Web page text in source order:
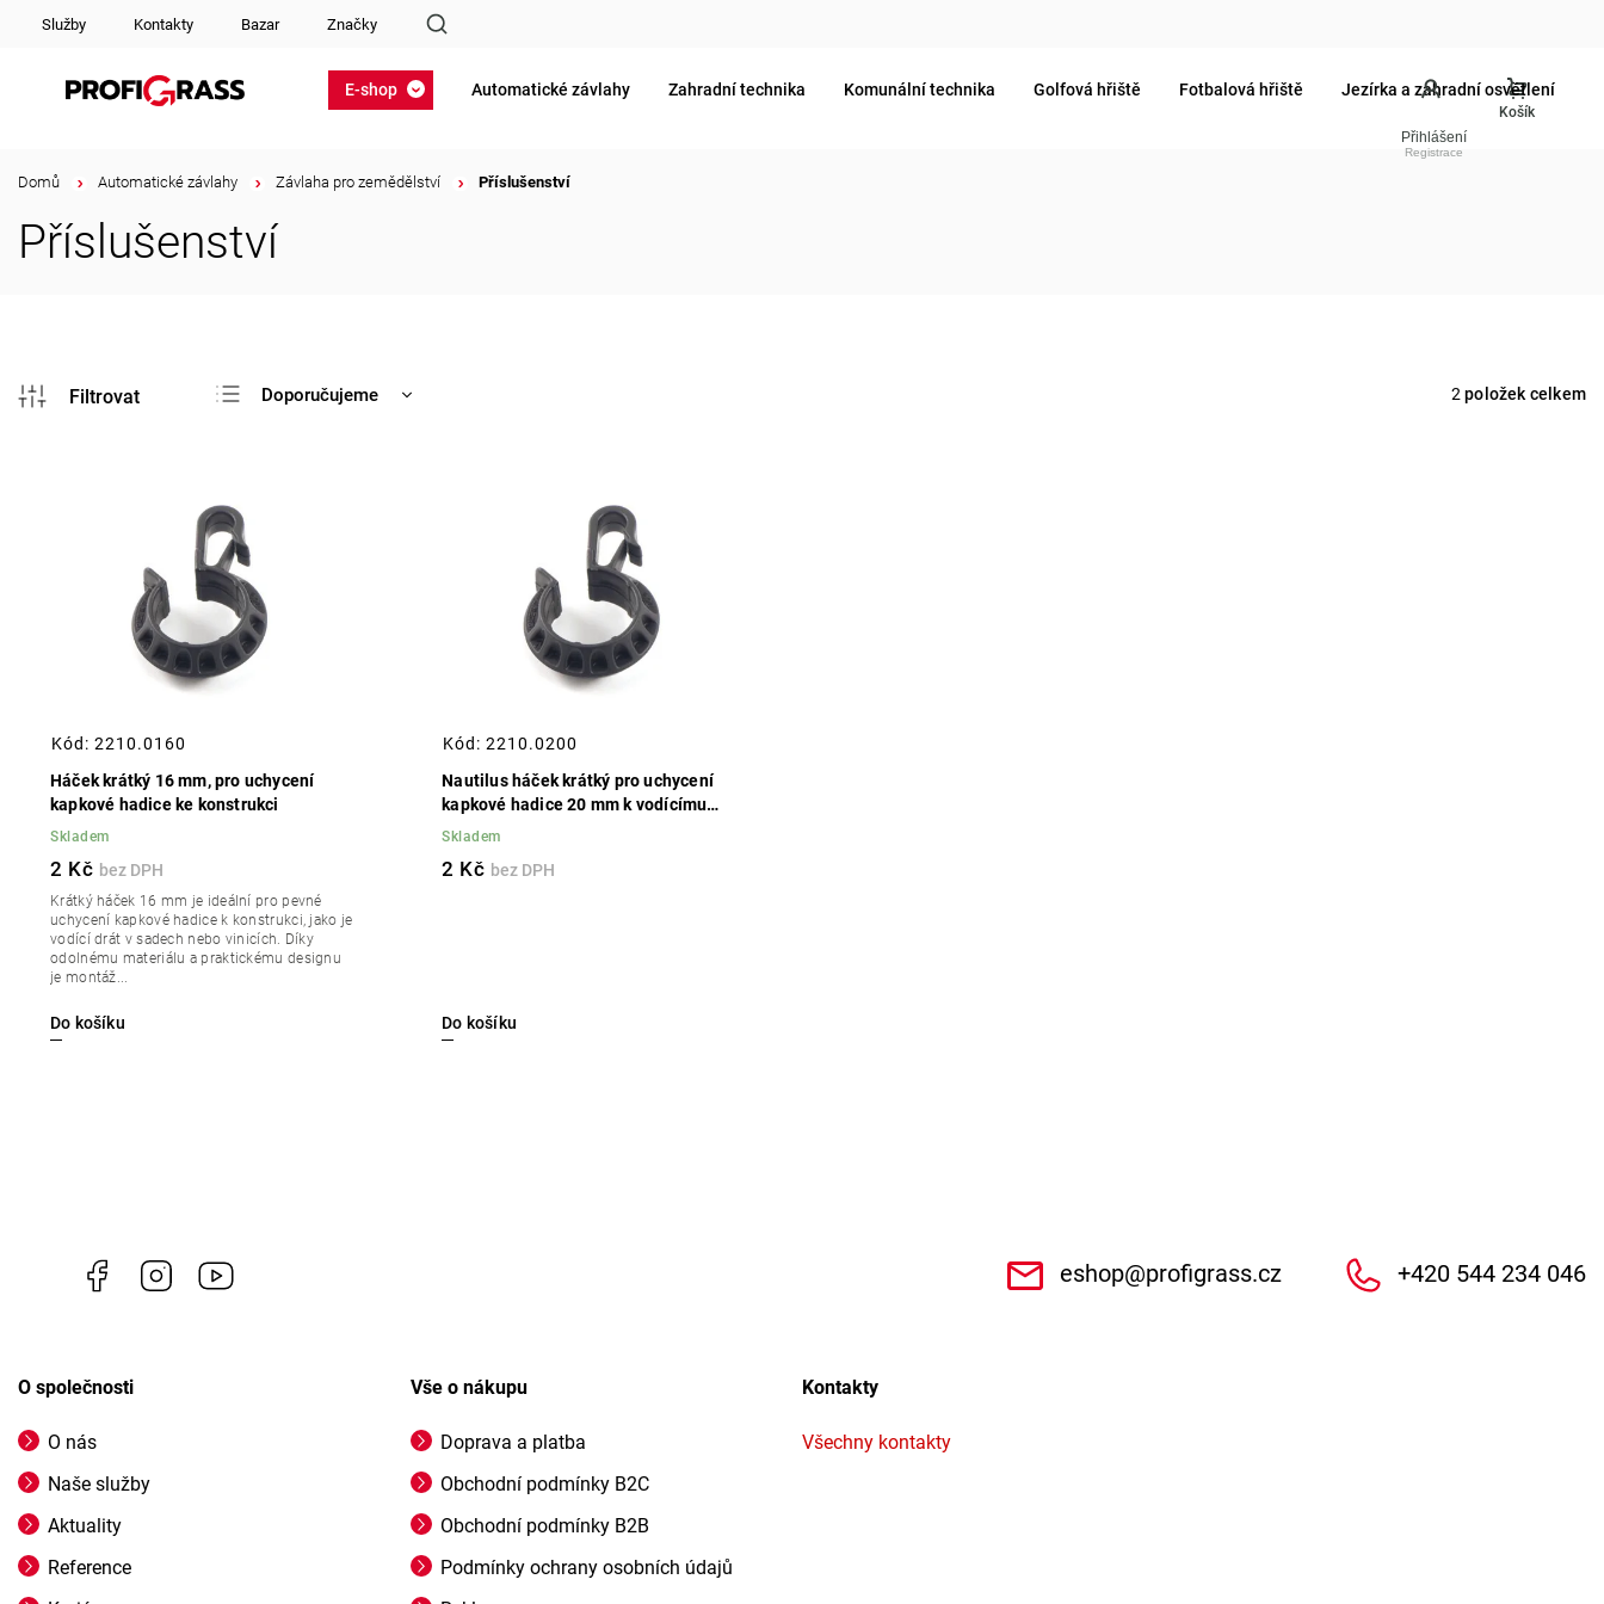
Služby Kontakty Bazar Značky
Přihlášení
E-shop Automatické závlahy Zahradní technika Komunální technika Golfová hřiště Fotbalová hřiště Jezírka a zahradní osvětlení
Domů Automatické závlahy Závlaha pro zemědělství Příslušenství
Příslušenství
Doporučujeme
2 položek celkem
Háček krátký 16 mm, pro uchycení
kapkové hadice ke konstrukci
Skladem
2 Kč
Do košíku
Krátký háček 16 mm je ideální pro pevné
uchycení kapkové hadice k konstrukci, jako je
vodící drát v sadech nebo vinicích. Díky
odolnému materiálu a praktickému designu
je montáž...
Kód: 2210.0160
Nautilus háček krátký pro uchycení
kapkové hadice 20 mm k vodícímu
drátu
Skladem
2 Kč
Do košíku
Kód:2210.0200
Facebook Instagram eshop@profigrass.cz +420 544 234 046
O společnosti
O nás
Naše služby
Aktuality
Reference
Vše o nákupu
Doprava a platba
Obchodní podmínky B2C
Obchodní podmínky B2B
Podmínky ochrany osobních údajů
Kontakty
Všechny kontakty